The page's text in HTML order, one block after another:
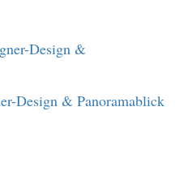
Design & Panoramablick